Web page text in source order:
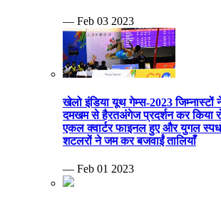
— Feb 03 2023
खेलो इंडिया यूथ गेम्स-2023 जिम्नास्टों
दमखम से हैरतअंगेज प्रदर्शन कर किया
एकल क्वार्टर फाइनल हुए और युगल
शटलरों ने जम कर बजवाईं तालियाँ
— Feb 01 2023